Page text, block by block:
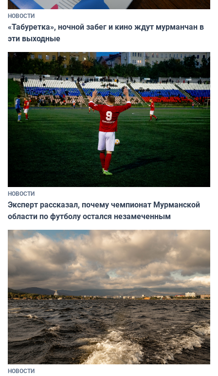
НОВОСТИ
«Табуретка», ночной забег и кино ждут мурманчан в
эти выходные
НОВОСТИ
Эксперт рассказал, почему чемпионат Мурманской
области по футболу остался незамеченным
НОВОСТИ